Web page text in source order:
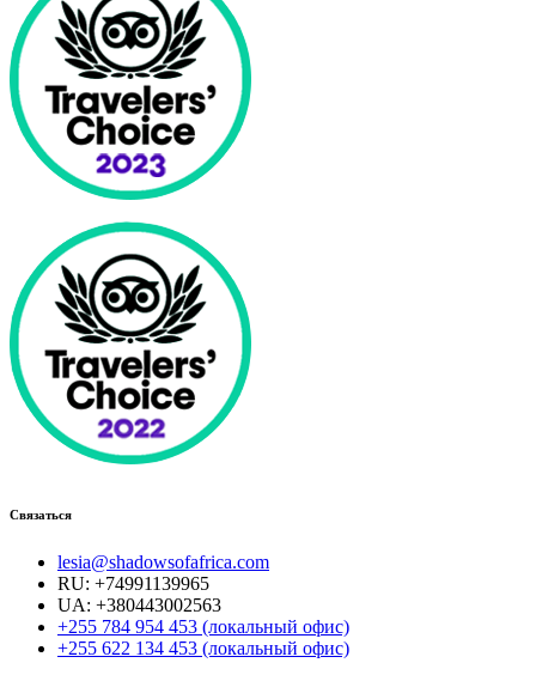
Связаться
lesia@shadowsofafrica.com
RU: +74991139965
UA: +380443002563
+255 784 954 453 (локальный офис)
+255 622 134 453 (локальный офис)